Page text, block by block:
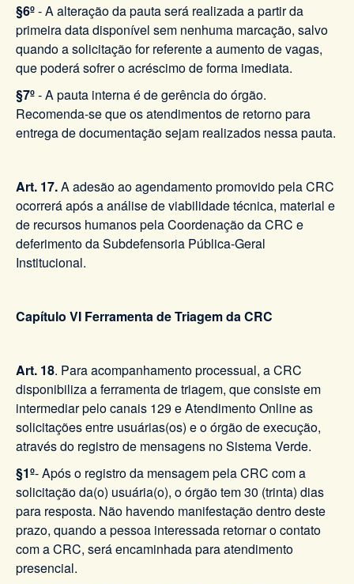
§6º- A alteração da pauta será realizada a partir da
primeira data disponível sem nenhuma marcação, salvo
quando a solicitação for referente a aumento de vagas,
que poderá sofrer o acréscimo de forma imediata.
§7º- A pauta interna é de gerência do órgão.
Recomenda-se que os atendimentos de retorno para
entrega de documentação sejam realizados nessa pauta.
Art. 17.A adesão ao agendamento promovido pela CRC
ocorrerá após a análise de viabilidade técnica, material e
de recursos humanos pela Coordenação da CRC e
deferimento da Subdefensoria Pública-Geral
Institucional.
Capítulo VI Ferramenta de Triagem da CRC
Art. 18. Para acompanhamento processual, a CRC
disponibiliza a ferramenta de triagem, que consiste em
intermediar pelo canais 129 e Atendimento Online as
solicitações entre usuárias(os) e o órgão de execução,
através do registro de mensagens no Sistema Verde.
§1º- Após o registro da mensagem pela CRC com a
solicitação da(o) usuária(o), o órgão tem 30 (trinta) dias
para resposta. Não havendo manifestação dentro deste
prazo, quando a pessoa interessada retornar o contato
com a CRC, será encaminhada para atendimento
presencial.